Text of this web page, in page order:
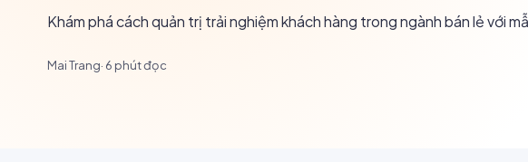
Khám phá cách quản trị trải nghiệm khách hàng trong ngành bán lẻ với
Mai Trang· 6 phút đọc